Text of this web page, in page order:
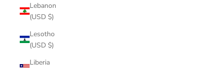
Lebanon
(USD $)
Lesotho
(USD $)
Liberia